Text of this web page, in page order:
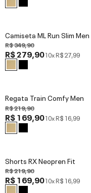
Camiseta ML Run Slim Men
R$ 349,90
R$ 279,9010xR$ 27,99
Regata Train Comfy Men
R$ 219,90
R$ 169,9010xR$ 16,99
Shorts RX Neopren Fit
R$ 219,90
R$ 169,9010xR$ 16,99